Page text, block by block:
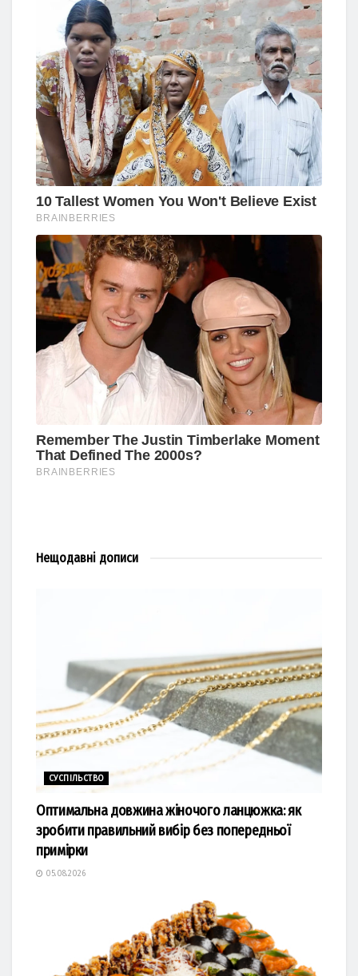
Нещодавні дописи
СУСПІЛЬСТВО
Оптимальна довжина жіночого ланцюжка: як
зробити правильний вибір без попередньої
примірки
05.08.2026